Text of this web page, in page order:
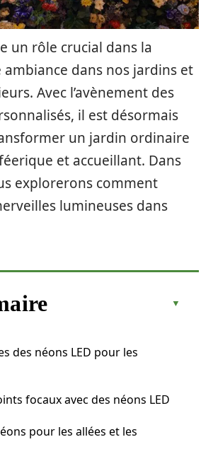
un rôle crucial dans la
ambiance dans nos jardins et
Avec l’avènement des
il est désormais
un jardin ordinaire
et accueillant. Dans
explorerons comment
lumineuses dans
des néons LED pour les
focaux avec des néons LED
pour les allées et les